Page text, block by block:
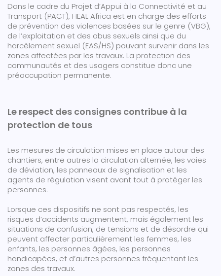
Dans le cadre du Projet d’Appui à la Connectivité et au
Transport (PACT), HEAL Africa est en charge des efforts
de prévention des violences basées sur le genre (VBG),
de l’exploitation et des abus sexuels ainsi que du
harcèlement sexuel (EAS/HS) pouvant survenir dans les
zones affectées par les travaux. La protection des
communautés et des usagers constitue donc une
préoccupation permanente.
Le respect des consignes contribue à la
protection de tous
Les mesures de circulation mises en place autour des
chantiers, entre autres la circulation alternée, les voies
de déviation, les panneaux de signalisation et les
agents de régulation visent avant tout à protéger les
personnes.
Lorsque ces dispositifs ne sont pas respectés, les
risques d’accidents augmentent, mais également les
situations de confusion, de tensions et de désordre qui
peuvent affecter particulièrement les femmes, les
enfants, les personnes âgées, les personnes
handicapées, et d’autres personnes fréquentant les
zones des travaux.